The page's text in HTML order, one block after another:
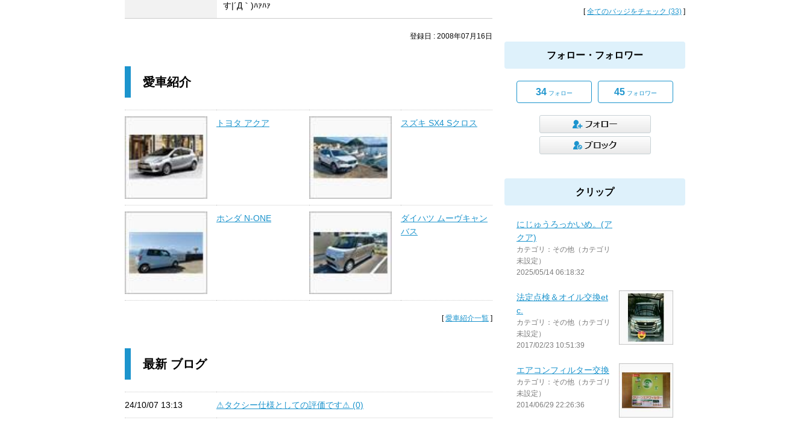
[全てのバッジをチェック (33) ]
フォロー・フォロワー
34 フォロー 45 フォロワー
クリップ
にじゅうろっかいめ。(ア
クア)
カテゴリ：その他（カテゴリ
未設定）
2025/05/14 06:18:32
法定点検＆オイル交換et
c.
カテゴリ：その他（カテゴリ
未設定）
2017/02/23 10:51:39
エアコンフィルター交換
カテゴリ：その他（カテゴリ
未設定）
2014/06/29 22:26:36
す|´Д｀)ﾊｧﾊｧ
登録日 : 2008年07月16日
愛車紹介
トヨタ アクア スズキ SX4 Sクロス
ホンダ N-ONE
ダイハツ ムーヴキャン
バス
[愛車紹介一覧 ]
最新 ブログ
24/10/07 13:13 ⚠タクシー仕様としての評価です⚠ (0)